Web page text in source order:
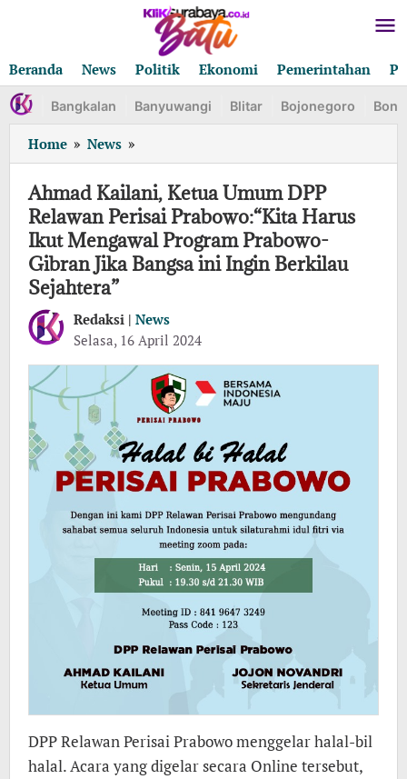
Beranda
News Politik Ekonomi Pemerintahan
Bangkalan Banyuwangi Blitar Bojonegoro
Home » News »
Kailani,
Ketua
Umum
DPP
Relawan
Perisai
Ikut
Mengawal
Program
Prabowo-
Gibran
Jika
Bangsa
ini
Ingin
Sejahtera”
Ahmad Kailani, Ketua Umum DPP
Relawan Perisai Prabowo:“Kita Harus
Ikut Mengawal Program Prabowo-
Gibran Jika Bangsa ini Ingin Berkilau
Sejahtera”
Redaksi | News
Selasa, 16 April 2024
DPP Relawan Perisai Prabowo menggelar halal-bil
halal. Acara yang digelar secara Online tersebut,